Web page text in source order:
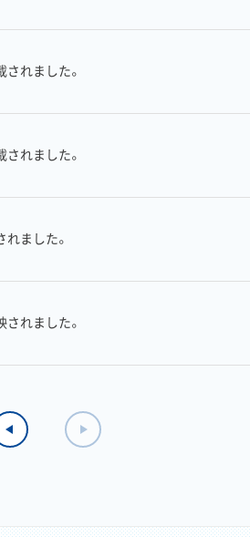
れました。
れました。
ました。
れました。